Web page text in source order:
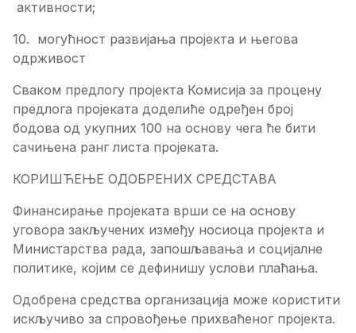
активности;
10. могућност развијања пројекта и његова
одрживост
Сваком предлогу пројекта Комисија за процену
предлога пројеката доделиће одређен број
бодова од укупних 100 на основу чега ће бити
сачињена ранг листа пројеката.
КОРИШЋЕЊЕ ОДОБРЕНИХ СРЕДСТАВА
Финансирање пројеката врши се на основу
уговора закључених између носиоца пројекта и
Министарства рада, запошљавања и социјалне
политике, којим се дефинишу услови плаћања.
Одобрена средства организација може користити
искључиво за спровођење прихваћеног пројекта.